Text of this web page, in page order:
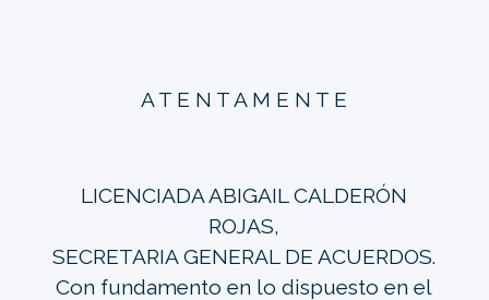
A T E N T A M E N T E
LICENCIADA ABIGAIL CALDERÓN
ROJAS,
SECRETARIA GENERAL DE ACUERDOS.
Con fundamento en lo dispuesto en el